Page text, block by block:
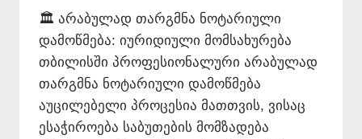
🏛️ არაბულად თარგმნა ნოტარიული
დამოწმება: იურიდიული მომსახურება
თბილისში პროფესიონალური არაბულად
თარგმნა ნოტარიული დამოწმება
აუცილებელი პროცესია მათთვის, ვისაც
ესაჭიროება საბუთების მომზადება